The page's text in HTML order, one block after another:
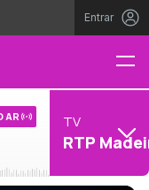
Entrar
AR TV
RTP